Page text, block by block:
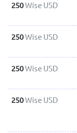
250Wise USD
250Wise USD
250Wise USD
250Wise USD